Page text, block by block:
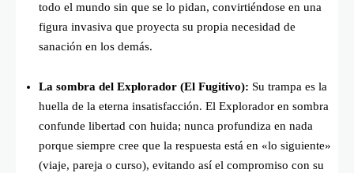
todo el mundo sin que se lo pidan, convirtiéndose en una
figura invasiva que proyecta su propia necesidad de
sanación en los demás.
La sombra del Explorador (El Fugitivo): Su trampa es la
huella de la eterna insatisfacción. El Explorador en sombra
confunde libertad con huida; nunca profundiza en nada
porque siempre cree que la respuesta está en «lo siguiente»
(viaje, pareja o curso), evitando así el compromiso con su